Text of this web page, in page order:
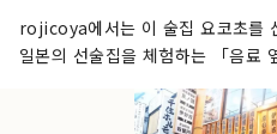
rojicoya에서는 이 술집 요코초를
일본의 선술집을 체험하는 「음료